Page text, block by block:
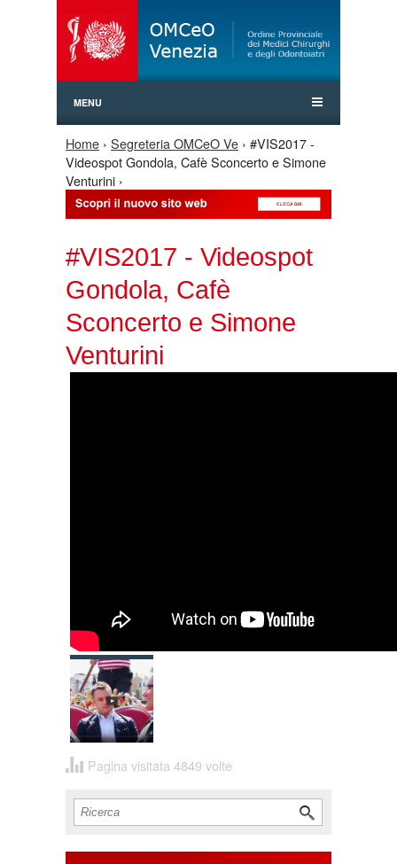
MENU
Tu sei qui
Home › Segreteria OMCeO Ve › #VIS2017 -
Videospot Gondola, Cafè Sconcerto e Simone
Venturini ›
#VIS2017 - Videospot
Gondola, Cafè
Sconcerto e Simone
Venturini
Pagina visitata 4849 volte
Form di ricerca
Cerca